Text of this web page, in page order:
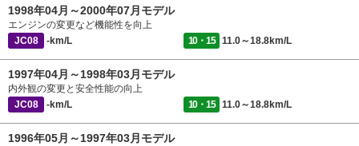
1998年04月～2000年07月モデル
エンジンの変更など機能性を向上
JC08
-km/L 10・15 11.0～18.8km/L
1997年04月～1998年03月モデル
内外観の変更と安全性能の向上
JC08
-km/L 10・15 11.0～18.8km/L
1996年05月～1997年03月モデル